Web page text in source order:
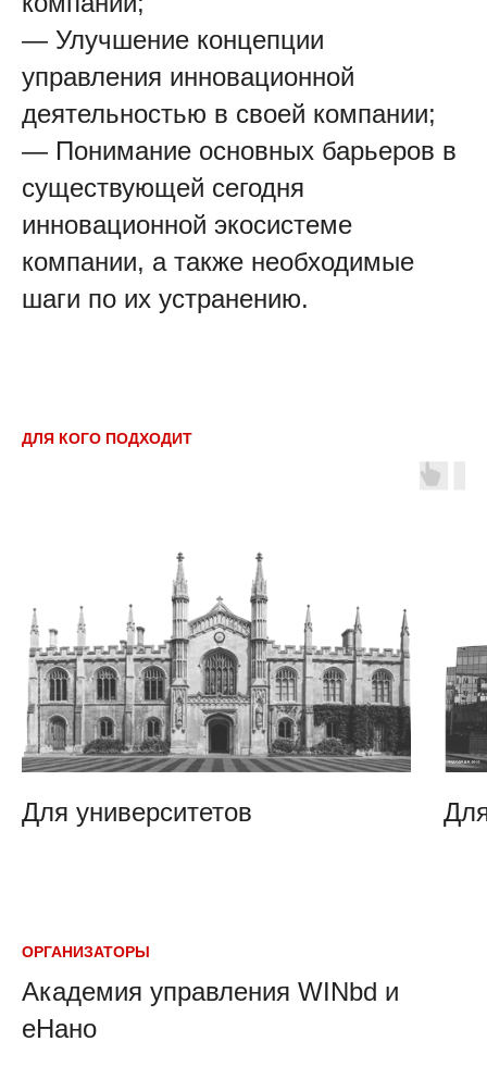
— Улучшение концепции
управления инновационной
деятельностью в своей компании;
— Понимание основных барьеров в
существующей сегодня
инновационной экосистеме
компании, а также необходимые
шаги по их устранению.
ДЛЯ КОГО ПОДХОДИТ
Для университетов
ОРГАНИЗАТОРЫ
Академия управления WINbd и
еНано